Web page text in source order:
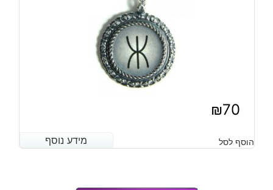
₪70
מידע נוסף הוסף לסל מידע נוסף